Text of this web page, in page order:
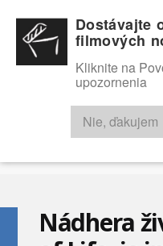
RECENZIE
Nádhera
Dostávajte
filmových
Kliknite na
upozornenia
Nie, ďakujem